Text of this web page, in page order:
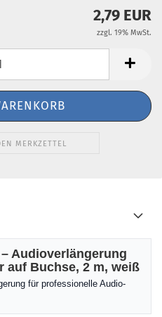
2,79 EUR
zzgl. 19% MwSt.
MERKZETTEL
Audioverlängerung
auf Buchse, 2 m, weiß
für professionelle Audio-